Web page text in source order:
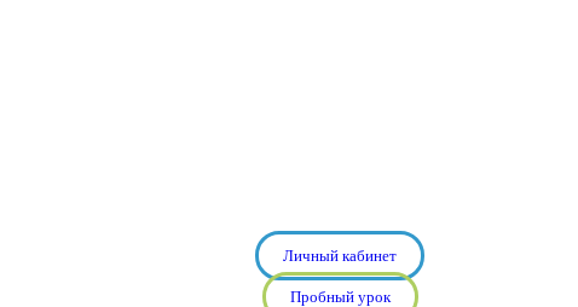
Личный кабинет
Пробный урок